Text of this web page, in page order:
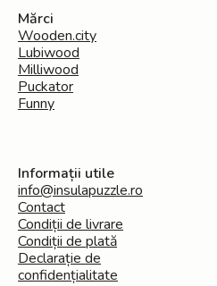
Mărci
Wooden.city
Lubiwood
Milliwood
Puckator
Funny
Informații utile
info@insulapuzzle.ro
Contact
Condiții de livrare
Condiții de plată
Declarație de
confidențialitate